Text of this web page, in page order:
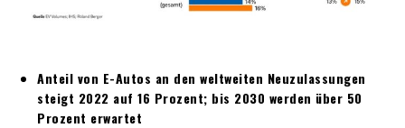
Anteil von E-Autos an den weltweiten Neuzulassungen
steigt 2022 auf 16 Prozent; bis 2030 werden über 50
Prozent erwartet